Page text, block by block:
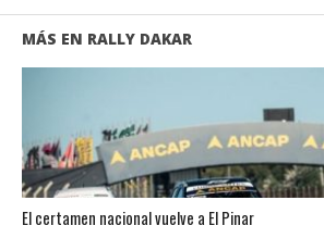
MÁS EN RALLY DAKAR
El certamen nacional vuelve a El Pinar